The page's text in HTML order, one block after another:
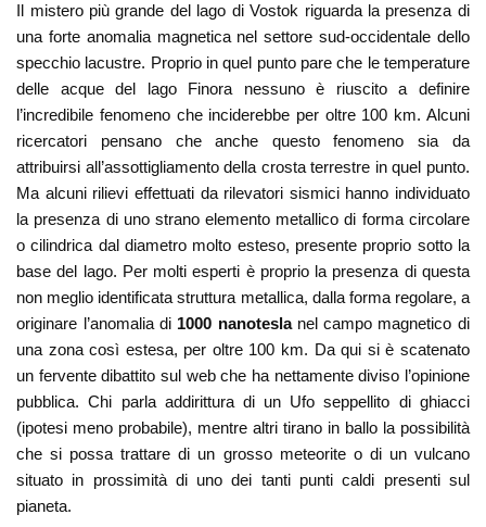
Il mistero più grande del lago di Vostok riguarda la presenza di
una forte anomalia magnetica nel settore sud-occidentale dello
specchio lacustre. Proprio in quel punto pare che le temperature
delle acque del lago Finora nessuno è riuscito a definire
l’incredibile fenomeno che inciderebbe per oltre 100 km. Alcuni
ricercatori pensano che anche questo fenomeno sia da
attribuirsi all’assottigliamento della crosta terrestre in quel punto.
Ma alcuni rilievi effettuati da rilevatori sismici hanno individuato
la presenza di uno strano elemento metallico di forma circolare
o cilindrica dal diametro molto esteso, presente proprio sotto la
base del lago. Per molti esperti è proprio la presenza di questa
non meglio identificata struttura metallica, dalla forma regolare, a
originare l’anomalia di 1000 nanotesla nel campo magnetico di
una zona così estesa, per oltre 100 km. Da qui si è scatenato
un fervente dibattito sul web che ha nettamente diviso l’opinione
pubblica. Chi parla addirittura di un Ufo seppellito di ghiacci
(ipotesi meno probabile), mentre altri tirano in ballo la possibilità
che si possa trattare di un grosso meteorite o di un vulcano
situato in prossimità di uno dei tanti punti caldi presenti sul
pianeta.